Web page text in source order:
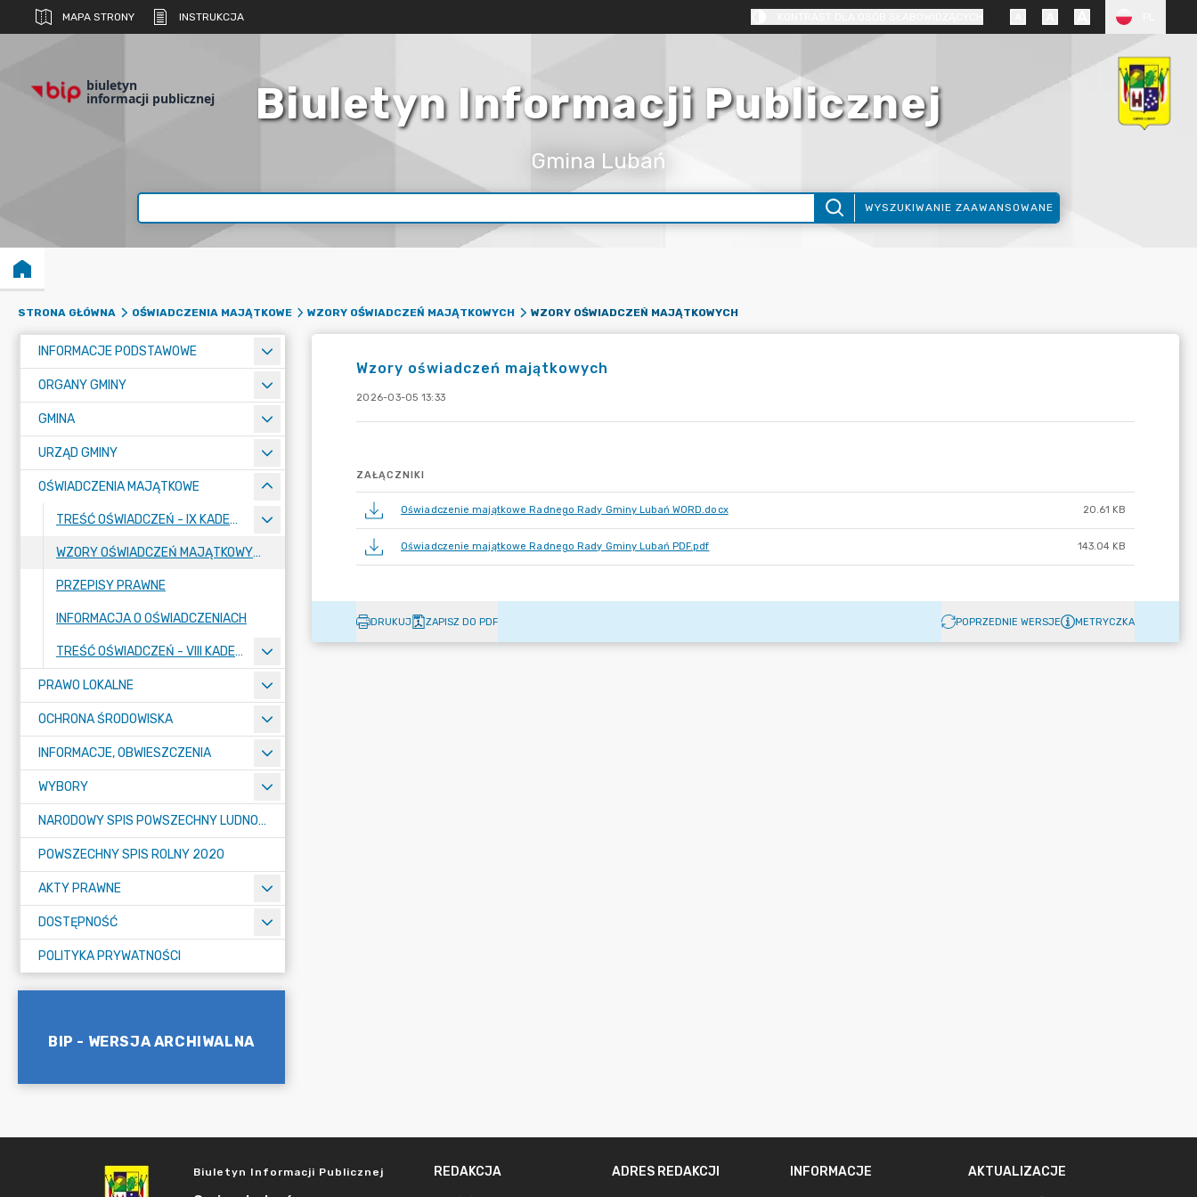
MAPA STRONY INSTRUKCJA
biuletyn
informacji publicznej Biuletyn Informacji Publicznej
Gmina Lubań
WYSZUKIWANIE ZAAWANSOWANE
STRONA GŁÓWNA OŚWIADCZENIA MAJĄTKOWE WZORY OŚWIADCZEŃ MAJĄTKOWYCH WZORY OŚWIADCZEŃ MAJĄTKOWYCH
INFORMACJE PODSTAWOWE
ORGANY GMINY
GMINA
URZĄD GMINY
OŚWIADCZENIA MAJĄTKOWE
TREŚĆ OŚWIADCZEŃ - IX KADENCJI
WZORY OŚWIADCZEŃ MAJĄTKOWYCH
PRZEPISY PRAWNE
INFORMACJA O OŚWIADCZENIACH
TREŚĆ OŚWIADCZEŃ - VIII KADENCJI
PRAWO LOKALNE
OCHRONA ŚRODOWISKA
INFORMACJE, OBWIESZCZENIA
WYBORY
NARODOWY SPIS POWSZECHNY LUDNOŚCI I MIESZKAŃ W 2021
POWSZECHNY SPIS ROLNY 2020
AKTY PRAWNE
DOSTĘPNOŚĆ
POLITYKA PRYWATNOŚCI
BIP - WERSJA ARCHIWALNA
Wzory oświadczeń majątkowych
2026-03-05 13:33
ZAŁĄCZNIKI
Oświadczenie majątkowe Radnego Rady Gminy Lubań WORD.docx 20.61 KB
Oświadczenie majątkowe Radnego Rady Gminy Lubań PDF.pdf 143.04 KB
DRUKUJ ZAPISZ DO PDF POPRZEDNIE WERSJE METRYCZKA
Biuletyn Informacji Publicznej REDAKCJA ADRES REDAKCJI INFORMACJE AKTUALIZACJE